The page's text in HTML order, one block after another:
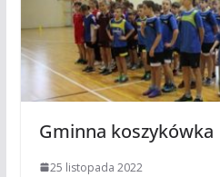
Gminna koszykówka
25 listopada 2022